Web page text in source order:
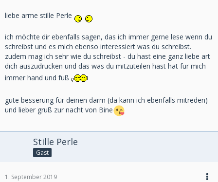
liebe arme stille Perle
ich möchte dir ebenfalls sagen, das ich immer gerne lese wenn du
schreibst und es mich ebenso interessiert was du schreibst.
zudem mag ich sehr wie du schreibst - du hast eine ganz liebe art
dich auszudrücken und das was du mitzuteilen hast hat für mich
immer hand und fuß
gute besserung für deinen darm (da kann ich ebenfalls mitreden)
und lieber gruß zur nacht von Bine
Stille Perle
Gast
1. September 2019